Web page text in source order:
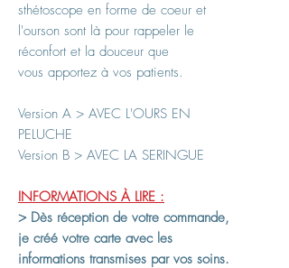
sthétoscope en forme de coeur et
l'ourson sont là pour rappeler le
réconfort et la douceur que
vous apportez à vos patients.
Version A > AVEC L'OURS EN
PELUCHE
Version B > AVEC LA SERINGUE
INFORMATIONS À LIRE :
> Dès réception de votre commande,
je créé votre carte avec les
informations transmises par vos soins.